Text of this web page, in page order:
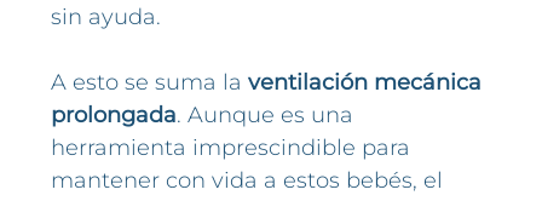
sin ayuda.
A esto se suma laventilación mecánica
prolongada. Aunque es una
herramienta imprescindible para
mantener con vida a estos bebés, el